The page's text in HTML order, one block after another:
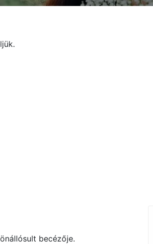
becézője.